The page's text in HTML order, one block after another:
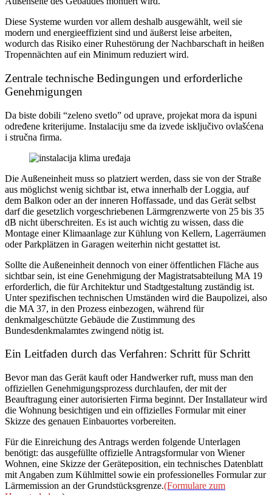
Diese Systeme wurden vor allem deshalb ausgewählt, weil sie
modern und energieeffizient sind und äußerst leise arbeiten,
wodurch das Risiko einer Ruhestörung der Nachbarschaft in heißen
Tropennächten auf ein Minimum reduziert wird.
Zentrale technische Bedingungen und erforderliche
Genehmigungen
Da biste dobili “zeleno svetlo” od uprave, projekat mora da ispuni
određene kriterijume. Instalaciju sme da izvede isključivo ovlašćena
i stručna firma.
Die Außeneinheit muss so platziert werden, dass sie von der Straße
aus möglichst wenig sichtbar ist, etwa innerhalb der Loggia, auf
dem Balkon oder an der inneren Hoffassade, und das Gerät selbst
darf die gesetzlich vorgeschriebenen Lärmgrenzwerte von 25 bis 35
dB nicht überschreiten. Es ist auch wichtig zu wissen, dass die
Montage einer Klimaanlage zur Kühlung von Kellern, Lagerräumen
oder Parkplätzen in Garagen weiterhin nicht gestattet ist.
Sollte die Außeneinheit dennoch von einer öffentlichen Fläche aus
sichtbar sein, ist eine Genehmigung der Magistratsabteilung MA 19
erforderlich, die für Architektur und Stadtgestaltung zuständig ist.
Unter spezifischen technischen Umständen wird die Baupolizei, also
die MA 37, in den Prozess einbezogen, während für
denkmalgeschützte Gebäude die Zustimmung des
Bundesdenkmalamtes zwingend nötig ist.
Ein Leitfaden durch das Verfahren: Schritt für Schritt
Bevor man das Gerät kauft oder Handwerker ruft, muss man den
offiziellen Genehmigungsprozess durchlaufen, der mit der
Beauftragung einer autorisierten Firma beginnt. Der Installateur wird
die Wohnung besichtigen und ein offizielles Formular mit einer
Skizze des genauen Einbauortes vorbereiten.
Für die Einreichung des Antrags werden folgende Unterlagen
benötigt: das ausgefüllte offizielle Antragsformular von Wiener
Wohnen, eine Skizze der Geräteposition, ein technisches Datenblatt
mit Angaben zum Kühlmittel sowie ein professionelles Formular zur
Lärmemission an der Grundstücksgrenze.(Formulare zum